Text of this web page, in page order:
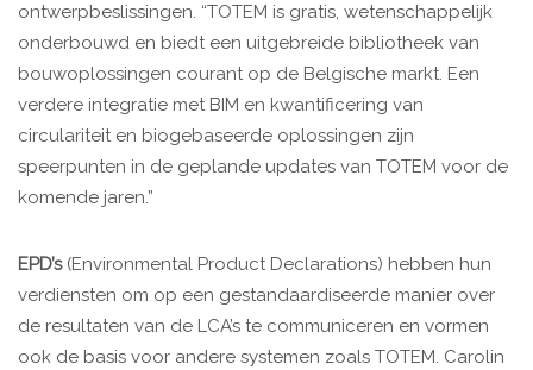
ontwerpbeslissingen. “TOTEM is gratis, wetenschappelijk
onderbouwd en biedt een uitgebreide bibliotheek van
bouwoplossingen courant op de Belgische markt. Een
verdere integratie met BIM en kwantificering van
circulariteit en biogebaseerde oplossingen zijn
speerpunten in de geplande updates van TOTEM voor de
komende jaren.”
EPD’s(Environmental Product Declarations) hebben hun
verdiensten om op een gestandaardiseerde manier over
de resultaten van de LCA’s te communiceren en vormen
ook de basis voor andere systemen zoals TOTEM. Carolin